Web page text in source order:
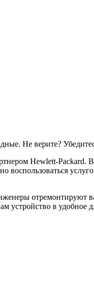
Не верите?
Hewlett-Packard.
отремонтируют
устройство в удобное